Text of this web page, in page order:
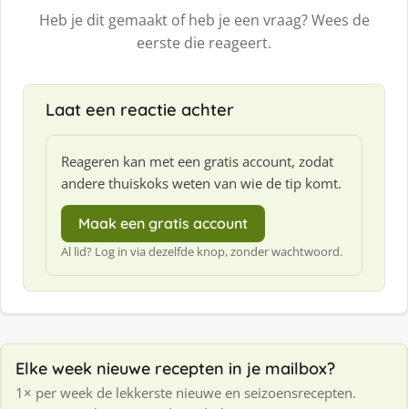
Heb je dit gemaakt of heb je een vraag? Wees de
eerste die reageert.
Laat een reactie achter
Reageren kan met een gratis account, zodat
andere thuiskoks weten van wie de tip komt.
Maak een gratis account
Al lid? Log in via dezelfde knop, zonder wachtwoord.
Elke week nieuwe recepten in je mailbox?
1× per week de lekkerste nieuwe en seizoensrecepten.